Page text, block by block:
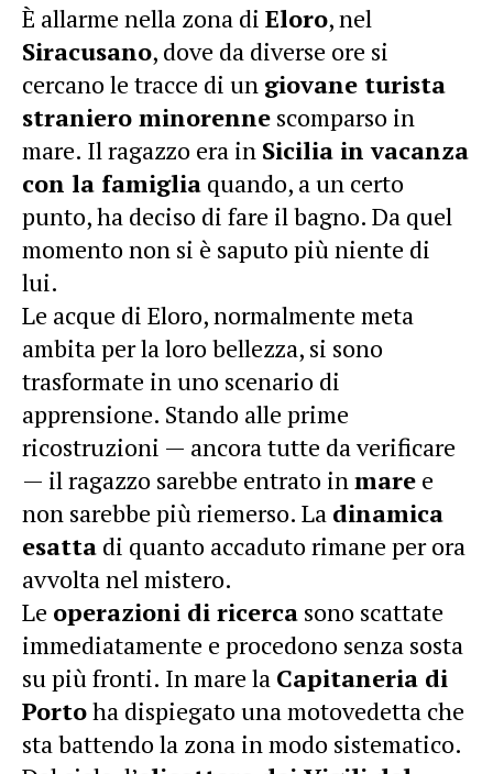
È allarme nella zona di Eloro, nel
Siracusano, dove da diverse ore si
cercano le tracce di un giovane turista
straniero minorenne scomparso in
mare. Il ragazzo era in Sicilia in vacanza
con la famiglia quando, a un certo
punto, ha deciso di fare il bagno. Da quel
momento non si è saputo più niente di
lui.
Le acque di Eloro, normalmente meta
ambita per la loro bellezza, si sono
trasformate in uno scenario di
apprensione. Stando alle prime
ricostruzioni — ancora tutte da verificare
— il ragazzo sarebbe entrato in mare e
non sarebbe più riemerso. La dinamica
esatta di quanto accaduto rimane per ora
avvolta nel mistero.
Le operazioni di ricerca sono scattate
immediatamente e procedono senza sosta
su più fronti. In mare la Capitaneria di
Portoha dispiegato una motovedetta che
sta battendo la zona in modo sistematico.